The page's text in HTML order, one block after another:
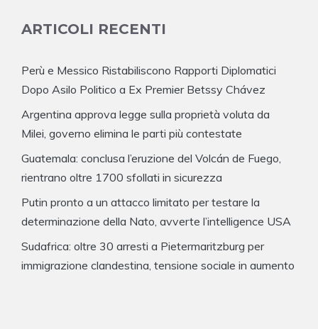
ARTICOLI RECENTI
Perù e Messico Ristabiliscono Rapporti Diplomatici
Dopo Asilo Politico a Ex Premier Betssy Chávez
Argentina approva legge sulla proprietà voluta da
Milei, governo elimina le parti più contestate
Guatemala: conclusa l’eruzione del Volcán de Fuego,
rientrano oltre 1700 sfollati in sicurezza
Putin pronto a un attacco limitato per testare la
determinazione della Nato, avverte l’intelligence USA
Sudafrica: oltre 30 arresti a Pietermaritzburg per
immigrazione clandestina, tensione sociale in aumento